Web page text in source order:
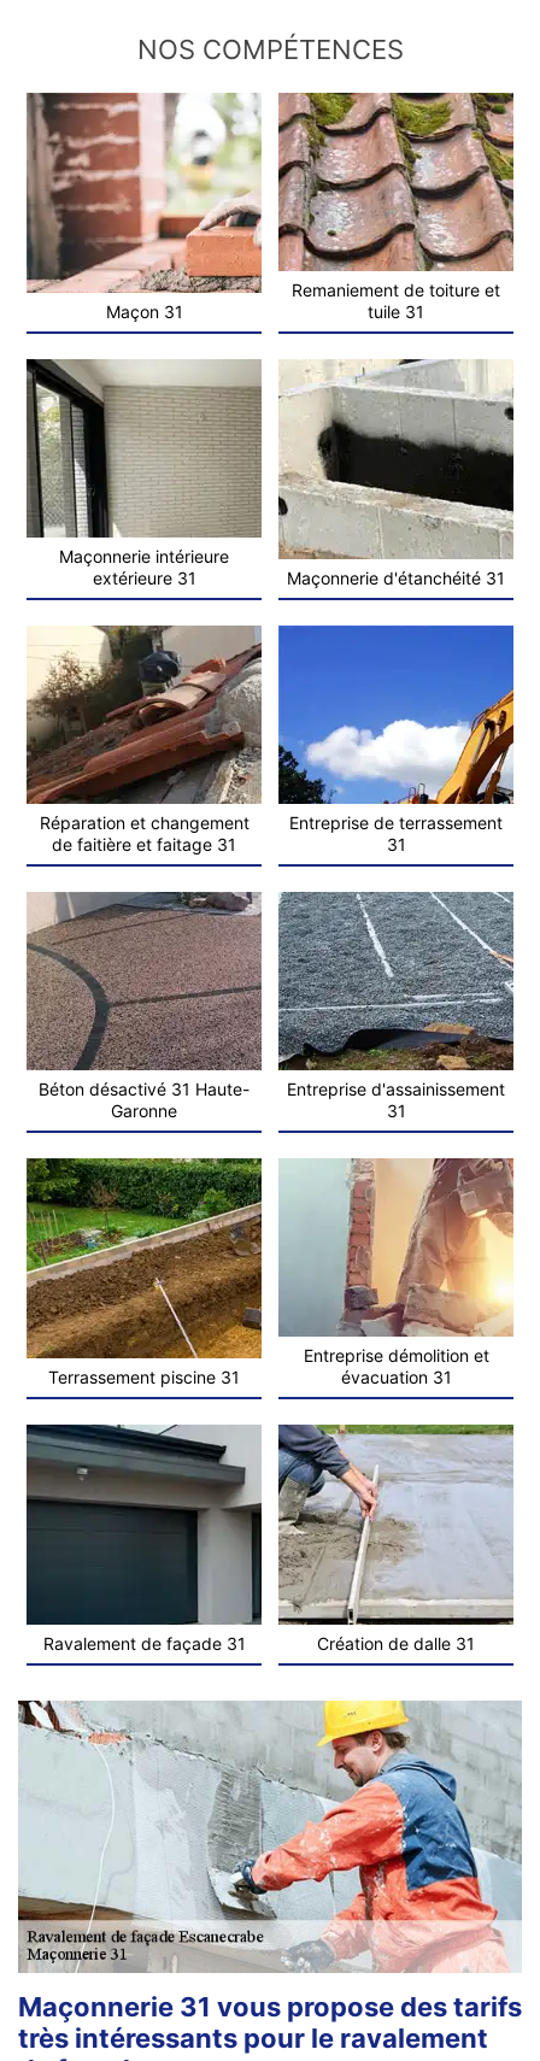
NOS COMPÉTENCES
Maçon 31
Remaniement de toiture et
tuile 31
Maçonnerie intérieure
extérieure 31
Maçonnerie d'étanchéité 31
Réparation et changement
de faitière et faitage 31
Entreprise de terrassement
31
Béton désactivé 31 Haute-
Garonne
Entreprise d'assainissement
31
Terrassement piscine 31
Entreprise démolition et
évacuation 31
Ravalement de façade 31 Création de dalle 31
Maçonnerie 31 vous propose des tarifs
très intéressants pour le ravalement